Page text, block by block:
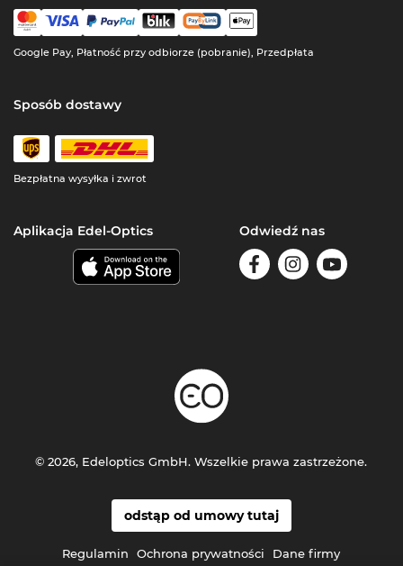
Google Pay, Płatność przy odbiorze (pobranie), Przedpłata
Sposób dostawy
Bezpłatna wysyłka i zwrot
Aplikacja Edel-Optics Odwiedź nas
odstąp od umowy tutaj
Regulamin Ochrona prywatności Dane firmy
© 2026, Edeloptics GmbH. Wszelkie prawa zastrzeżone.